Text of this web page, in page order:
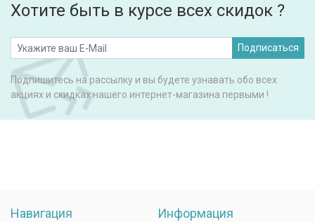
Хотите быть в курсе всех скидок ?
Подписаться
Подпишитесь на рассылку и вы будете узнавать обо всех
акциях и скидках нашего интернет-магазина первыми !
Навигация Информация